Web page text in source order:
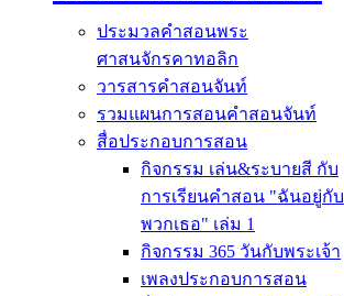
ประมวลคำสอนพระ
ศาสนจักรคาทอลิก
วารสารคำสอนจันท์
รวมแผนการสอนคำสอนจันท์
สื่อประกอบการสอน
กิจกรรม เล่น&ระบายสี กับ
การเรียนคำสอน "ฉันอยู่กับ
พวกเธอ" เล่ม 1
กิจกรรม 365 วันกับพระเจ้า
เพลงประกอบการสอน